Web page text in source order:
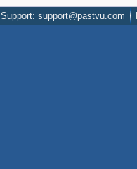
Support: support@pastvu.com